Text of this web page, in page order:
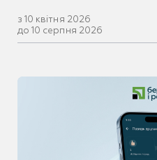
з 10 квітня 2026
до 10 серпня 2026